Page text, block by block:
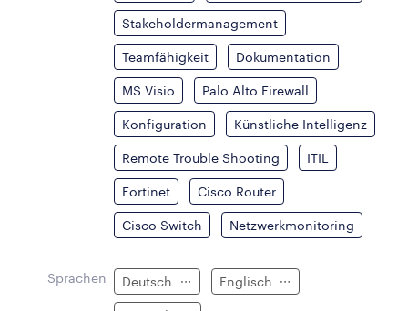
Stakeholdermanagement
Teamfähigkeit Dokumentation
MS Visio Palo Alto Firewall
Konfiguration Künstliche Intelligenz
Remote Trouble Shooting ITIL
Fortinet Cisco Router
Cisco Switch Netzwerkmonitoring
Sprachen Deutsch Englisch